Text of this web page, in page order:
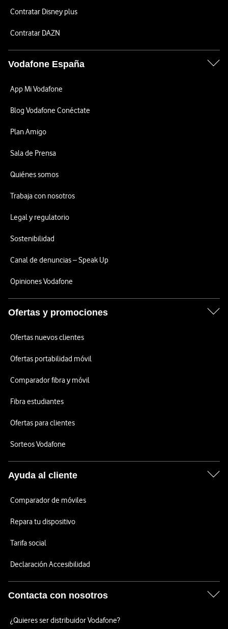
Contratar Disney plus
Contratar DAZN
Vodafone España
App Mi Vodafone
Blog Vodafone Conéctate
Plan Amigo
Sala de Prensa
Quiénes somos
Trabaja con nosotros
Legal y regulatorio
Sostenibilidad
Canal de denuncias – Speak Up
Opiniones Vodafone
Ofertas y promociones
Ofertas nuevos clientes
Ofertas portabilidad móvil
Comparador fibra y móvil
Fibra estudiantes
Ofertas para clientes
Sorteos Vodafone
Ayuda al cliente
Comparador de móviles
Repara tu dispositivo
Tarifa social
Declaración Accesibilidad
Contacta con nosotros
¿Quieres ser distribuidor Vodafone?